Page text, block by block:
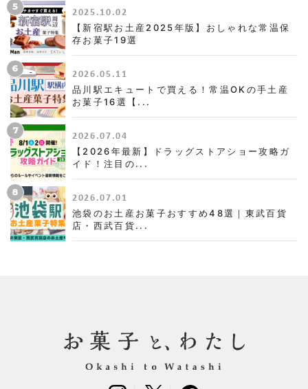
5 2025.10.02
【新宿駅お土産2025年版】おしゃれな常温保
存お菓子19選
6 2026.05.11
品川駅エキュートで買える！常温OKの手土産
お菓子16選【...
7 2026.07.04
【2026年最新】ドラッグストアショー攻略ガ
イド！注目の...
8 2026.07.01
池袋のお土産お菓子おすすめ48選｜東武百貨
店・西武百貨...